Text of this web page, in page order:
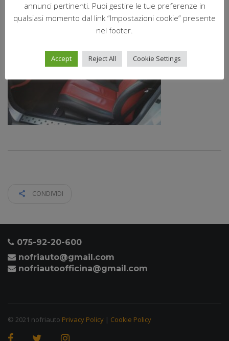
CONDIVIDI
075-92-20-600
nofriauto@gmail.com
nofriautoofficina@gmail.com
© 2021 nofriauto Privacy Policy | Cookie Policy
annunci pertinenti. Puoi gestire le tue preferenze in
qualsiasi momento dal link “Impostazioni cookie” presente
nel footer.
Accept Reject All Cookie Settings